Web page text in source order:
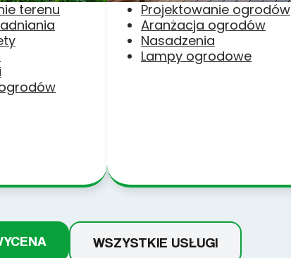
terenu
Projektowanie ogrodów
Aranżacja ogrodów
Nasadzenia
Lampy ogrodowe
WSZYSTKIE USŁUGI